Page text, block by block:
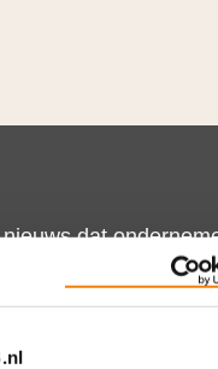
dat
de MKB-